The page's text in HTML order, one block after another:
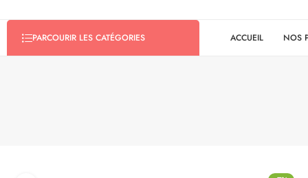
PARCOURIR LES CATÉGORIES ACCUEIL NOS